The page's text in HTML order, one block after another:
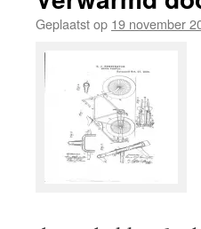
Geplaatst op 19 november